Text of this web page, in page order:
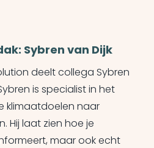
Sybren van Dijk
deelt collega Sybren
is specialist in het
klimaatdoelen naar
Hij laat zien hoe je
maar ook echt